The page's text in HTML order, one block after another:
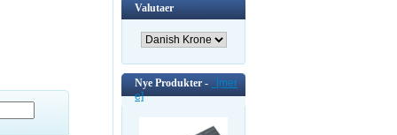
Valutaer
Nye Produkter -
[mer
e]